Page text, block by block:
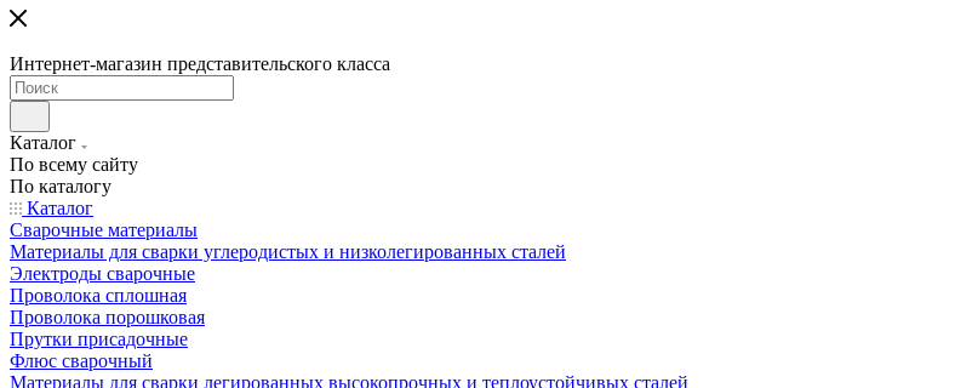
Интернет-магазин представительского класса
Каталог
По всему сайту
По каталогу
Каталог
Сварочные материалы
Материалы для сварки углеродистых и низколегированных сталей
Электроды сварочные
Проволока сплошная
Проволока порошковая
Прутки присадочные
Флюс сварочный
Материалы для сварки легированных высокопрочных и теплоустойчивых сталей